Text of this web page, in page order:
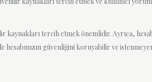
tercih etmek önemlidir. Ayrıca,
güvenliğini koruyabilir ve